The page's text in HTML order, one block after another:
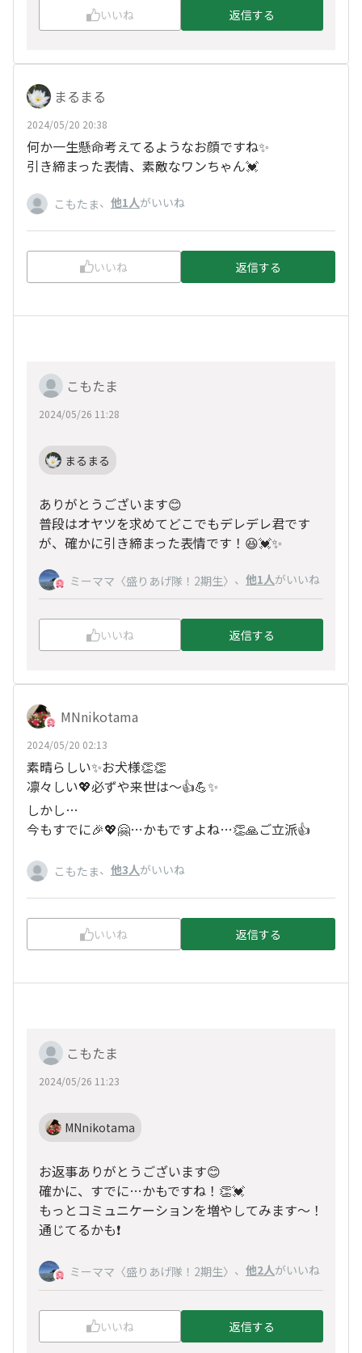
いいね 返信する
まるまる
2024/05/20 20:38
何か一生懸命考えてるようなお顔ですね✨
引き締まった表情、素敵なワンちゃん💓
こもたま、 他1人がいいね
いいね 返信する
こもたま
2024/05/26 11:28
まるまる
ありがとうございます😊
普段はオヤツを求めてどこでもデレデレ君です
が、確かに引き締まった表情です！😆💓✨
ミーママ〈盛りあげ隊！2期生〉 、 他1人がいいね
いいね 返信する
MNnikotama
2024/05/20 02:13
素晴らしい✨お犬様👏👏
凛々しい💖必ずや来世は〜👍💪✨
しかし…
今もすでに🎉💖🤗…かもですよね…👏🙏ご立派👍
こもたま、 他3人がいいね
いいね 返信する
こもたま
2024/05/26 11:23
MNnikotama
お返事ありがとうございます😊
確かに、すでに…かもですね！👏💓
もっとコミュニケーションを増やしてみます〜！
通じてるかも❗️
ミーママ〈盛りあげ隊！2期生〉 、 他2人がいいね
いいね 返信する